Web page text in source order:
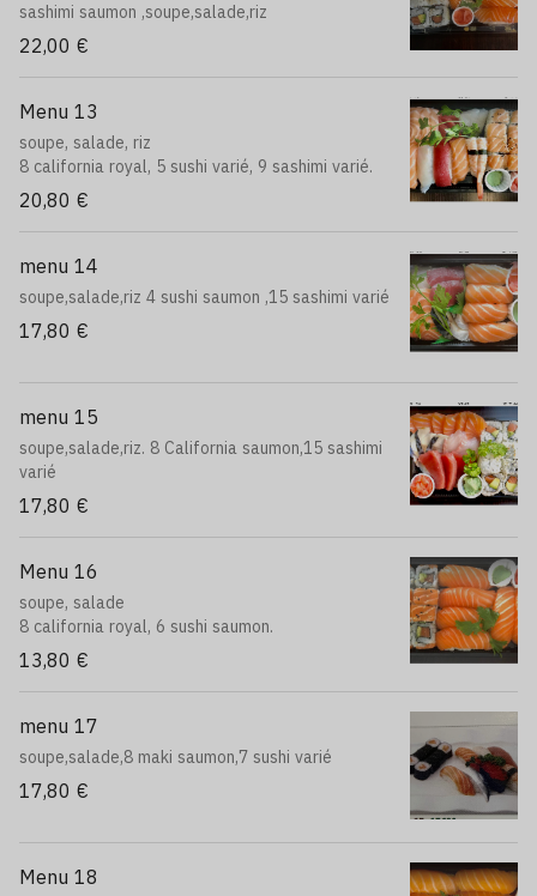
sashimi saumon ,soupe,salade,riz
22,00 €
Menu 13
soupe, salade, riz
8 california royal, 5 sushi varié, 9 sashimi varié.
20,80 €
menu 14
soupe,salade,riz 4 sushi saumon ,15 sashimi varié
17,80 €
menu 15
soupe,salade,riz. 8 California saumon,15 sashimi
varié
17,80 €
Menu 16
soupe, salade
8 california royal, 6 sushi saumon.
13,80 €
menu 17
soupe,salade,8 maki saumon,7 sushi varié
17,80 €
Menu 18